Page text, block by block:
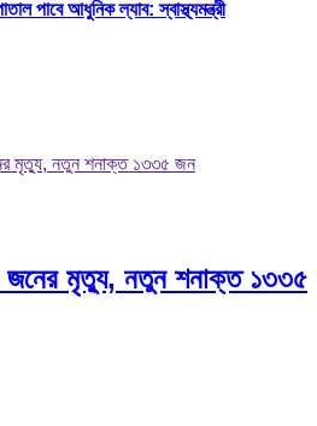
পাবে আধুনিক ল্যাব: স্বাস্থ্যমন্ত্রী
মৃত্যু, নতুন শনাক্ত ১৩৩৫ জন
মৃত্যু, নতুন শনাক্ত ১৩৩৫